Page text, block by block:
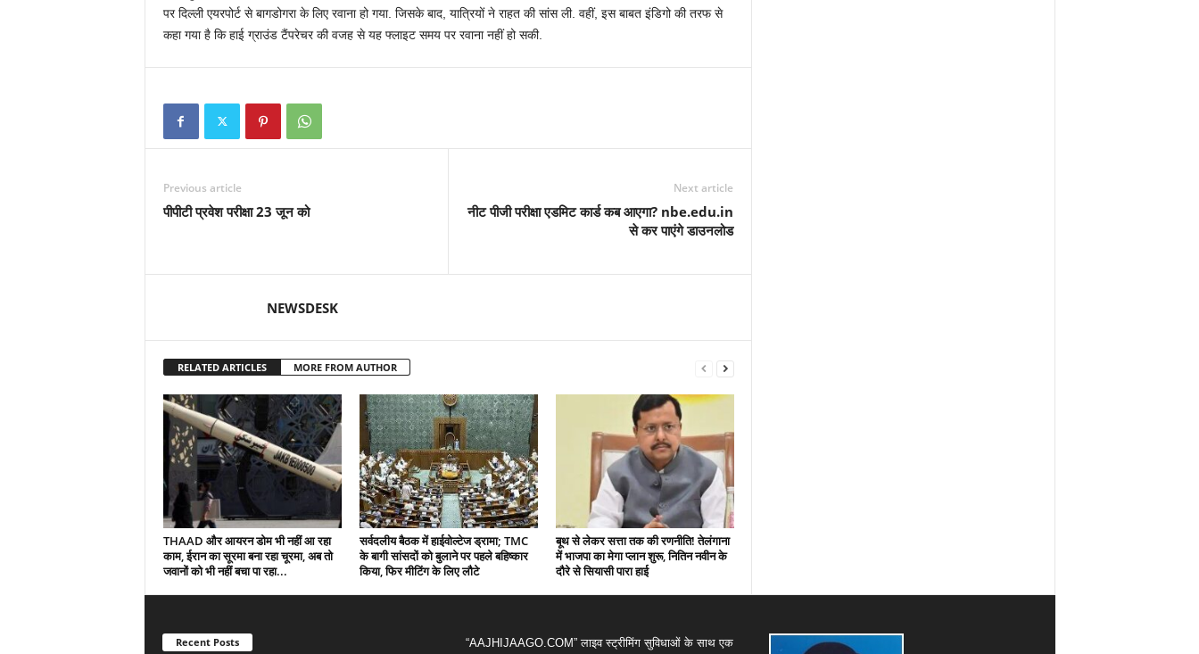
पर दिल्‍ली एयरपोर्ट से बागडोगरा के लिए रवाना हो गया. जिसके बाद, यात्रियों ने राहत की सांस ली. वहीं, इस बाबत इंडिगो की तरफ से
कहा गया है कि हाई ग्राउंड टैंपरेचर की वजह से यह फ्लाइट समय पर रवाना नहीं हो सकी.
Previous article
पीपीटी प्रवेश परीक्षा 23 जून को
Next article
नीट पीजी परीक्षा एडमिट कार्ड कब आएगा? nbe.edu.in
से कर पाएंगे डाउनलोड
NEWSDESK
RELATED ARTICLES MORE FROM AUTHOR
THAAD और आयरन डोम भी नहीं आ रहा
काम, ईरान का सूरमा बना रहा चूरमा, अब तो
जवानों को भी नहीं बचा पा रहा...
सर्वदलीय बैठक में हाईवोल्टेज ड्रामा; TMC
के बागी सांसदों को बुलाने पर पहले बहिष्कार
किया, फिर मीटिंग के लिए लौटे
बूथ से लेकर सत्ता तक की रणनीति! तेलंगाना
में भाजपा का मेगा प्लान शुरू, नितिन नवीन के
दौरे से सियासी पारा हाई
Recent Posts
“AAJHIJAAGO.COM” लाइव स्ट्रीमिंग सुविधाओं के साथ एक